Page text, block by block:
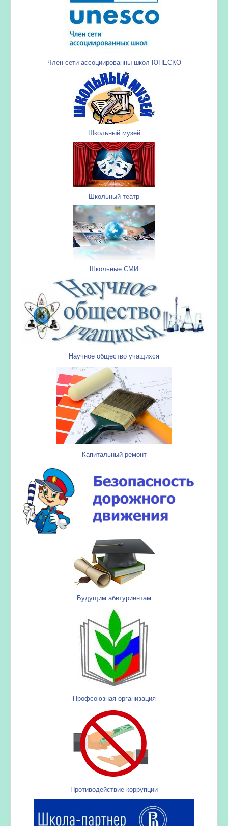
Член сети ассоциированны школ ЮНЕСКО
Школьный музей
Школьный театр
Школьные СМИ
Научное общество учащихся
Капитальный ремонт
Будущим абитуриентам
Профсоюзная организация
Противодействие коррупции